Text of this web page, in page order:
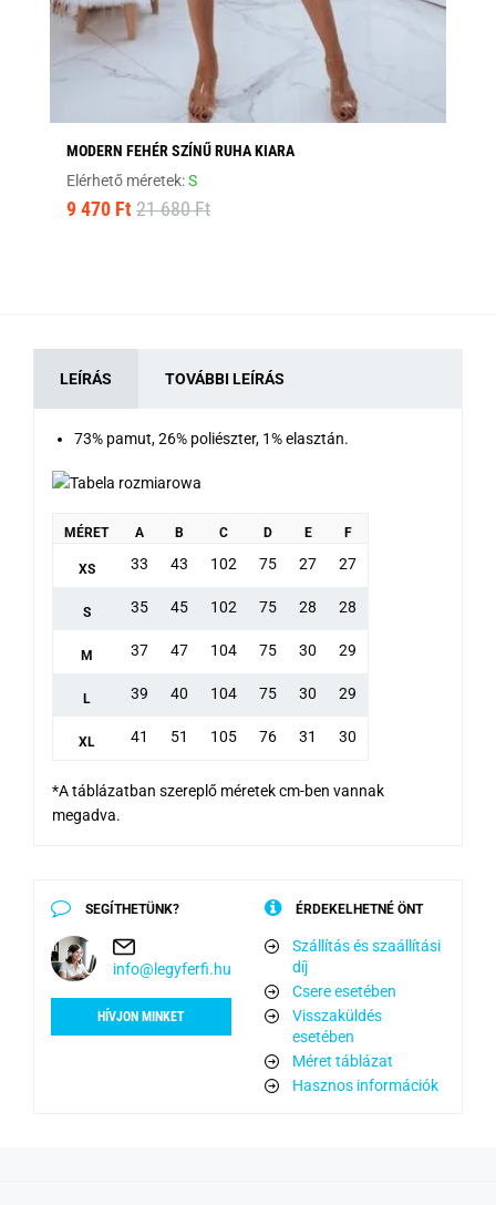
MODERN FEHÉR SZÍNŰ RUHA KIARA
Elérhető méretek:S
9 470 Ft 21 680 Ft
LEÍRÁS TOVÁBBI LEÍRÁS
73% pamut, 26% poliészter, 1% elasztán.
MÉRET A B C D E F
XS 33 43 102 75 27 27
S 35 45 102 75 28 28
M 37 47 104 75 30 29
L 39 40 104 75 30 29
XL 41 51 105 76 31 30
*A táblázatban szereplő méretek cm-ben vannak
megadva.
SEGÍTHETÜNK?
info@legyferfi.hu
HÍVJON MINKET
ÉRDEKELHETNÉ ÖNT
Szállítás és szaállítási
díj
Csere esetében
Visszaküldés
esetében
Méret táblázat
Hasznos információk